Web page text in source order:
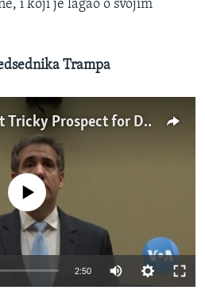
i koji je lagao o svojim
Trampa
Trump Impeachment Tricky Prospect for Democrats
currently available
2:50